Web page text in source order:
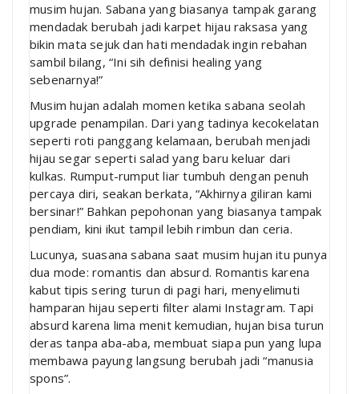
musim hujan. Sabana yang biasanya tampak garang
mendadak berubah jadi karpet hijau raksasa yang
bikin mata sejuk dan hati mendadak ingin rebahan
sambil bilang, “Ini sih definisi healing yang
sebenarnya!”
Musim hujan adalah momen ketika sabana seolah
upgrade penampilan. Dari yang tadinya kecokelatan
seperti roti panggang kelamaan, berubah menjadi
hijau segar seperti salad yang baru keluar dari
kulkas. Rumput-rumput liar tumbuh dengan penuh
percaya diri, seakan berkata, “Akhirnya giliran kami
bersinar!” Bahkan pepohonan yang biasanya tampak
pendiam, kini ikut tampil lebih rimbun dan ceria.
Lucunya, suasana sabana saat musim hujan itu punya
dua mode: romantis dan absurd. Romantis karena
kabut tipis sering turun di pagi hari, menyelimuti
hamparan hijau seperti filter alami Instagram. Tapi
absurd karena lima menit kemudian, hujan bisa turun
deras tanpa aba-aba, membuat siapa pun yang lupa
membawa payung langsung berubah jadi “manusia
spons”.